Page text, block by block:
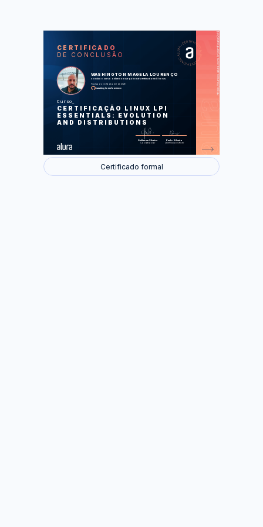
CERTIFICADO
DE CONCLUSÃO
WASHINGTON MAGELA LOURENÇO
concluiu o curso online com carga horária estimada em 8 horas.
Finalizado em 14 de abril de 2026
washingtonmlourenco
Curso
CERTIFICAÇÃO LINUX LPI
ESSENTIALS: EVOLUTION
AND DISTRIBUTIONS
Guilherme Silveira
Coordenador
Paulo Silveira
Chief Vision Officer
https://cursos.alura.com.br/certificate/2d4be9b1-9877-4a87-bfe0-2e860b99f8e5
LAS
Sobre a prova
Preparando o ambiente Linux
Falando de aplicações
Certificado formal